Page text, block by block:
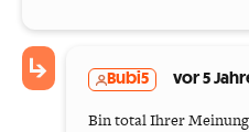
Bubi5 vor 5
Bin total Ihrer